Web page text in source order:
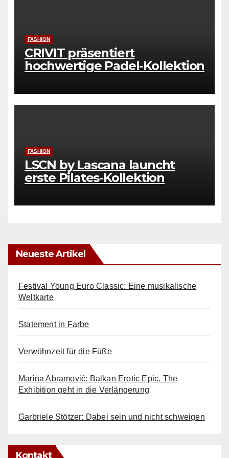
FASHION
CRIVIT präsentiert
hochwertige Padel-Kollektion
FASHION
LSCN by Lascana launcht
erste Pilates-Kollektion
Neueste Artikel
Festival Young Euro Classic: Eine musikalische
Weltkarte
Statement in Farbe
Verwöhnzeit für die Füße
Marina Abramović: Balkan Erotic Epic. The
Exhibition geht in die Verlängerung
Garbriele Stötzer: Dabei sein und nicht schweigen
Kontakt